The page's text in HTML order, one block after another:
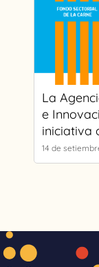
La
e
iniciativa
14 de